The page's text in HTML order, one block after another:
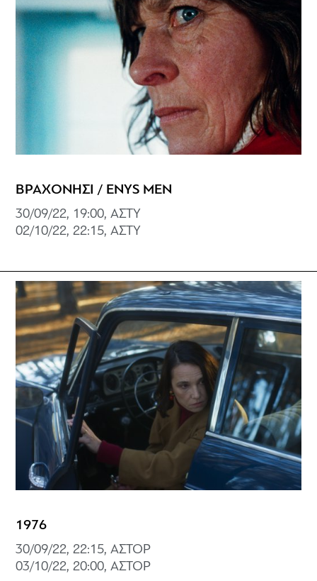
ΒΡΑΧΟΝΗΣΙ / ENYS MEN
30/09/22, 19:00, ΑΣΤΥ
02/10/22, 22:15, ΑΣΤΥ
1976
30/09/22, 22:15, ΑΣΤΟΡ
03/10/22, 20:00, ΑΣΤΟΡ